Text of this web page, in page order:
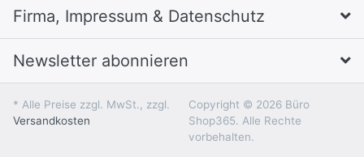
Firma, Impressum & Datenschutz
Newsletter abonnieren
* Alle Preise zzgl. MwSt., zzgl.
Versandkosten
Copyright © 2026 Büro
Shop365. Alle Rechte
vorbehalten.